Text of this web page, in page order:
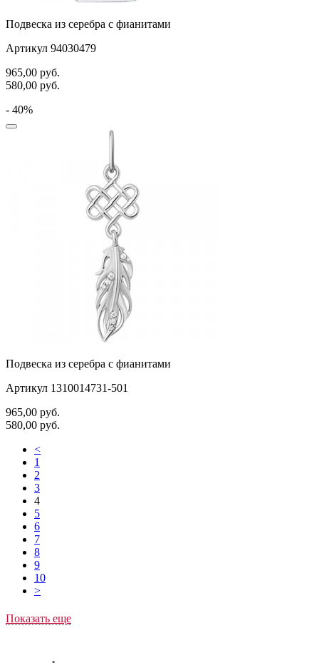
Подвеска из серебра с фианитами
Артикул 94030479
965,00 руб.
580,00 руб.
- 40%
Подвеска из серебра с фианитами
Артикул 1310014731-501
965,00 руб.
580,00 руб.
<
1
2
3
4
5
6
7
8
9
10
>
Показать еще